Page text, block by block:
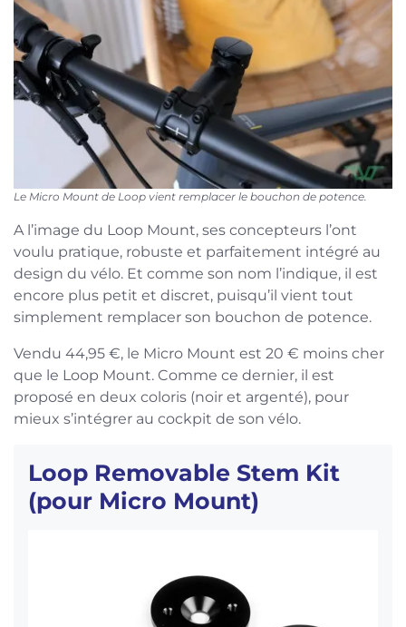
Le Micro Mount de Loop vient remplacer le bouchon de potence.
A l’image du Loop Mount, ses concepteurs l’ont
voulu pratique, robuste et parfaitement intégré au
design du vélo. Et comme son nom l’indique, il est
encore plus petit et discret, puisqu’il vient tout
simplement remplacer son bouchon de potence.
Vendu 44,95 €, le Micro Mount est 20 € moins cher
que le Loop Mount. Comme ce dernier, il est
proposé en deux coloris (noir et argenté), pour
mieux s’intégrer au cockpit de son vélo.
Loop Removable Stem Kit
(pour Micro Mount)